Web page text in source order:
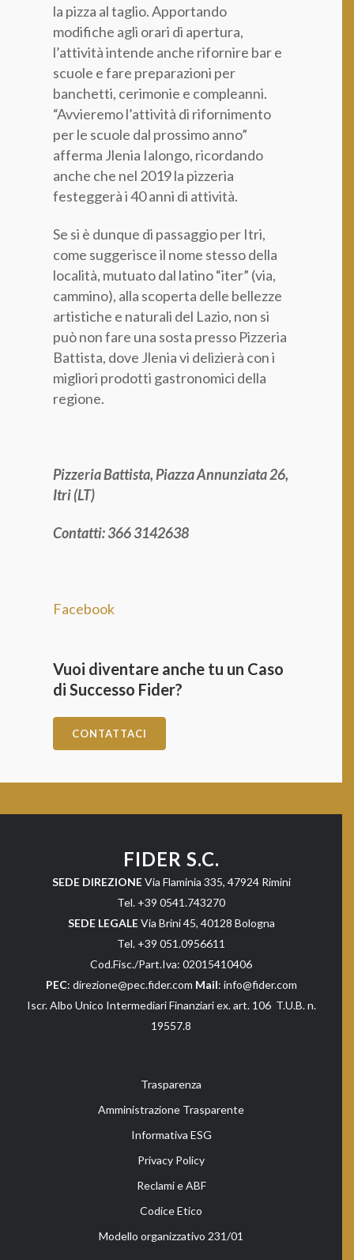
la pizza al taglio. Apportando
modifiche agli orari di apertura,
l’attività intende anche rifornire bar e
scuole e fare preparazioni per
banchetti, cerimonie e compleanni.
“Avvieremo l’attività di rifornimento
per le scuole dal prossimo anno”
afferma Jlenia Ialongo, ricordando
anche che nel 2019 la pizzeria
festeggerà i 40 anni di attività.
Se si è dunque di passaggio per Itri,
come suggerisce il nome stesso della
località, mutuato dal latino “iter” (via,
cammino), alla scoperta delle bellezze
artistiche e naturali del Lazio, non si
può non fare una sosta presso Pizzeria
Battista, dove Jlenia vi delizierà con i
migliori prodotti gastronomici della
regione.
Pizzeria Battista, Piazza Annunziata 26,
Itri (LT)
Contatti: 366 3142638
Facebook
Vuoi diventare anche tu un Caso
di Successo Fider?
CONTATTACI
FIDER S.C.
SEDE DIREZIONEVia Flaminia 335, 47924 Rimini
Tel. +39 0541.743270
SEDE LEGALEVia Brini 45, 40128 Bologna
Tel. +39 051.0956611
Cod.Fisc./Part.Iva: 02015410406
PEC: direzione@pec.fider.com Mail: info@fider.com
Iscr. Albo Unico Intermediari Finanziari ex. art. 106 T.U.B. n.
19557.8
Trasparenza
Amministrazione Trasparente
Informativa ESG
Privacy Policy
Reclami e ABF
Codice Etico
Modello organizzativo 231/01